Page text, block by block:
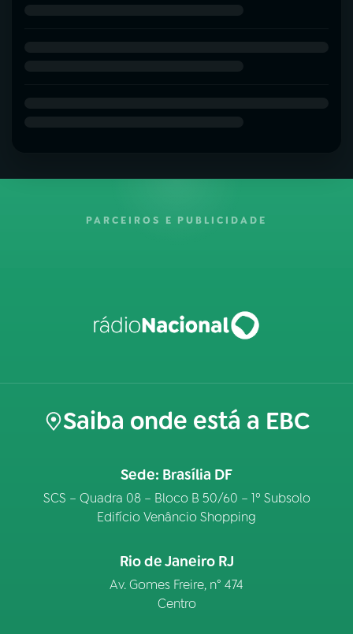
PARCEIROS E PUBLICIDADE
Saiba onde está a EBC
Sede: Brasília DF
SCS – Quadra 08 – Bloco B 50/60 – 1º Subsolo
Edifício Venâncio Shopping
Rio de Janeiro RJ
Av. Gomes Freire, n° 474
Centro